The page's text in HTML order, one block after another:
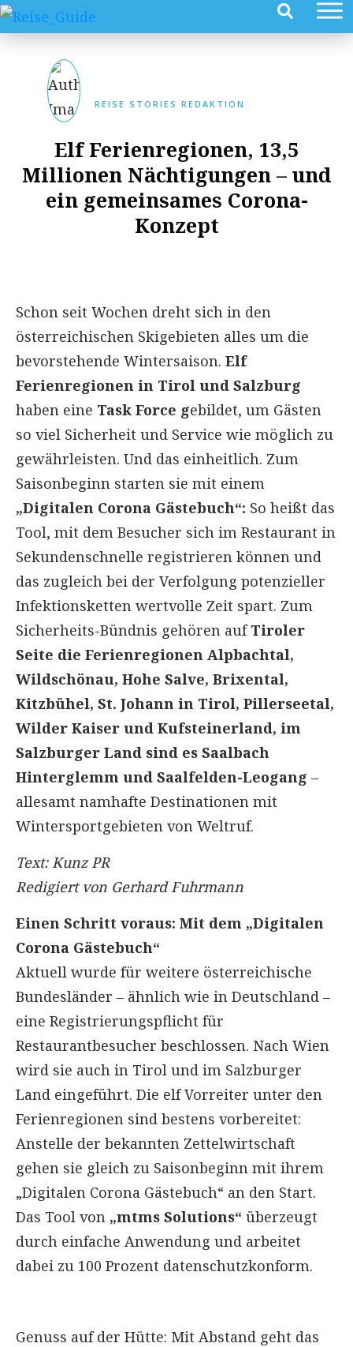
REISE STORIES REDAKTION
Elf Ferienregionen, 13,5
Millionen Nächtigungen – und
ein gemeinsames Corona-
Konzept
Schon seit Wochen dreht sich in den
österreichischen Skigebieten alles um die
bevorstehende Wintersaison. Elf
Ferienregionen in Tirol und Salzburg
haben eine Task Force gebildet, um Gästen
so viel Sicherheit und Service wie möglich zu
gewährleisten. Und das einheitlich. Zum
Saisonbeginn starten sie mit einem
„Digitalen Corona Gästebuch“: So heißt das
Tool, mit dem Besucher sich im Restaurant in
Sekundenschnelle registrieren können und
das zugleich bei der Verfolgung potenzieller
Infektionsketten wertvolle Zeit spart. Zum
Sicherheits-Bündnis gehören aufTiroler
Seite die Ferienregionen Alpbachtal,
Wildschönau, Hohe Salve, Brixental,
Kitzbühel, St. Johann in Tirol, Pillerseetal,
Wilder Kaiser und Kufsteinerland, im
Salzburger Land sind es Saalbach
Hinterglemm und Saalfelden-Leogang –
allesamt namhafte Destinationen mit
Wintersportgebieten von Weltruf.
Text: Kunz PR
Redigiert von Gerhard Fuhrmann
Einen Schritt voraus: Mit dem „Digitalen
Corona Gästebuch“
Aktuell wurde für weitere österreichische
Bundesländer – ähnlich wie in Deutschland –
eine Registrierungspflicht für
Restaurantbesucher beschlossen. Nach Wien
wird sie auch in Tirol und im Salzburger
Land eingeführt. Die elf Vorreiter unter den
Ferienregionen sind bestens vorbereitet:
Anstelle der bekannten Zettelwirtschaft
gehen sie gleich zu Saisonbeginn mit ihrem
„Digitalen Corona Gästebuch“ an den Start.
Das Tool von „mtms Solutions“ überzeugt
durch einfache Anwendung und arbeitet
dabei zu 100 Prozent datenschutzkonform.
Genuss auf der Hütte: Mit Abstand geht das